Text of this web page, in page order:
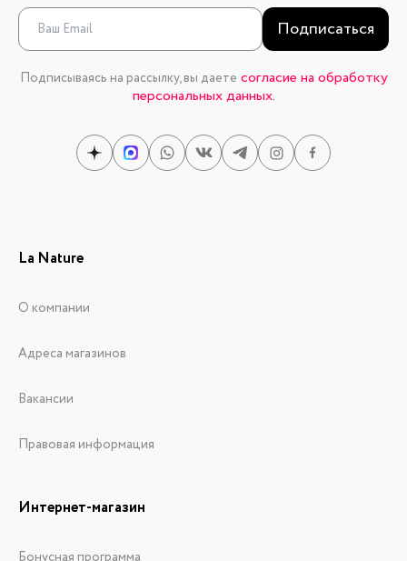
Подписаться
Подписываясь на рассылку, вы даете согласие на обработку
персональных данных.
La Nature
О компании
Адреса магазинов
Вакансии
Правовая информация
Интернет-магазин